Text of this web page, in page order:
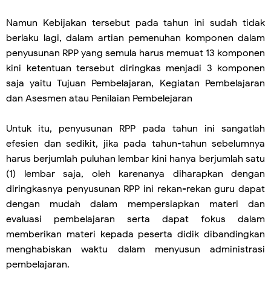
Namun Kebijakan tersebut pada tahun ini sudah tidak
berlaku lagi, dalam artian pemenuhan komponen dalam
penyusunan RPP yang semula harus memuat 13 komponen
kini ketentuan tersebut diringkas menjadi 3 komponen
saja yaitu Tujuan Pembelajaran, Kegiatan Pembelajaran
dan Asesmen atau Penilaian Pembelejaran
Untuk itu, penyusunan RPP pada tahun ini sangatlah
efesien dan sedikit, jika pada tahun-tahun sebelumnya
harus berjumlah puluhan lembar kini hanya berjumlah satu
(1) lembar saja, oleh karenanya diharapkan dengan
diringkasnya penyusunan RPP ini rekan-rekan guru dapat
dengan mudah dalam mempersiapkan materi dan
evaluasi pembelajaran serta dapat fokus dalam
memberikan materi kepada peserta didik dibandingkan
menghabiskan waktu dalam menyusun administrasi
pembelajaran.